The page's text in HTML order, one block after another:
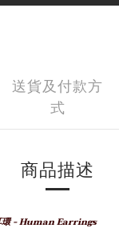
送貨及付款方
式
商品描述
環- Human Earrings